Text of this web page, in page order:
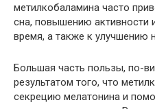
метилкобаламина часто
сна, повышению активности
время, а также к улучшению
Большая часть пользы, по-
результатом того, что
секрецию мелатонина и